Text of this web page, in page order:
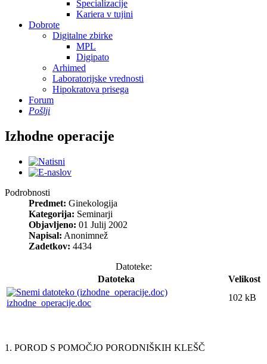
Specializacije
Kariera v tujini
Dobrote
Digitalne zbirke
MPL
Digipato
Arhimed
Laboratorijske vrednosti
Hipokratova prisega
Forum
Pošlji
Izhodne operacije
Podrobnosti
Predmet: Ginekologija
Kategorija: Seminarji
Objavljeno: 01 Julij 2002
Napisal: Anonimnež
Zadetkov: 4434
Datoteke:
Datoteka
Velikost
izhodne_operacije.doc
102 kB
1. POROD S POMOČJO PORODNIŠKIH KLEŠČ